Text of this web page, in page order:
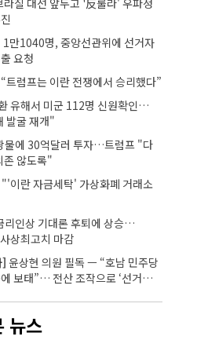
라질 대선 앞두고 '反룰라' 우파정
1만1040명, 중앙선관위에 선거자
요청
트럼프는 이란 전쟁에서 승리했다”
유해서 미군 112명 신원확인…
발굴 재개"
물에 30억달러 투자…트럼프 "다
존 않도록"
이란 자금세탁' 가상화폐 거래소
리인상 기대론 후퇴에 상승…
상최고치 마감
] 윤상현 의원 필독 ㅡ “호남 민주당
보태”… 전산 조작으로 ‘선거비
뉴스